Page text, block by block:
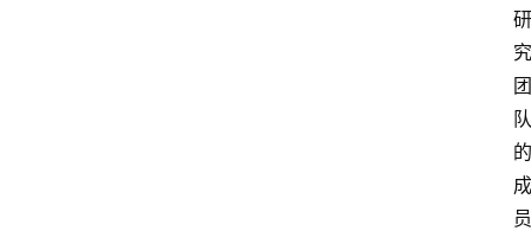
研
究
团
队
的
成
员